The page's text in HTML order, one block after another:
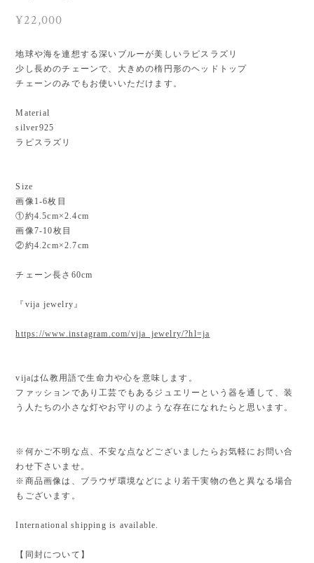
¥22,000
地球や海を連想する深いブルーが美しいラピスラズリ
少し長めのチェーンで、大きめの楕円形のヘッドトップ
チェーンのみでもお使いいただけます。
Material
silver925
ラピスラズリ
Size
画像1-6枚目
①約4.5cm×2.4cm
画像7-10枚目
②約4.2cm×2.7cm
チェーン長さ60cm
『vija jewelry』
https://www.instagram.com/vija_jewelry/?hl=ja
vijaは仏教用語で生命力や心を意味します。
ファッションであり工芸でもあるジュエリーという器を通して、装
う人たちの小さな灯やお守りのような存在になれたらと思います。
※何かご不明な点、不安な点などございましたらお気軽にお問い合
わせ下さいませ。
※商品画像は、ブラウザ環境などにより若干実物の色と異なる場合
もございます。
International shipping is available.
【同封について】